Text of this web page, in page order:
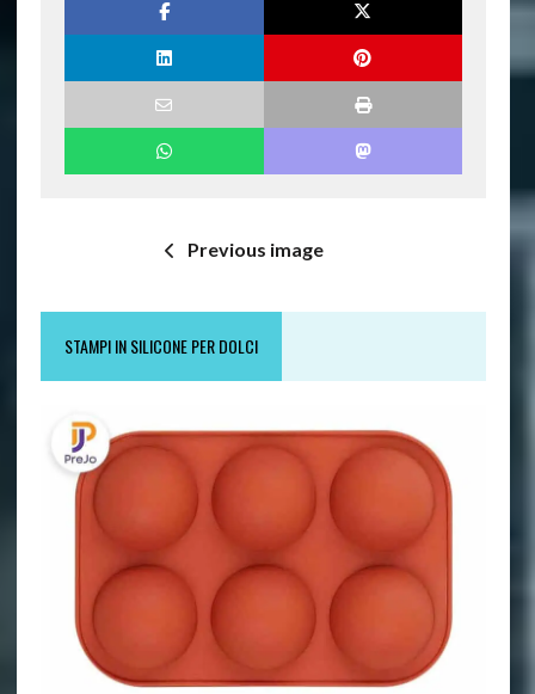
Previous image
STAMPI IN SILICONE PER DOLCI